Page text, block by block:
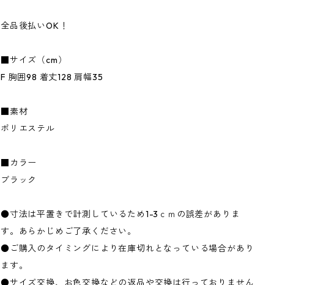
全品後払いOK！
■サイズ（cm）
F 胸囲98 着丈128 肩幅35
■素材
ポリエステル
■カラー
ブラック
●寸法は平置きで計測しているため1-3ｃｍの誤差がありま
す。あらかじめご了承ください。
●ご購入のタイミングにより在庫切れとなっている場合があり
ます。
●サイズ交換、お色交換などの返品や交換は行っておりません